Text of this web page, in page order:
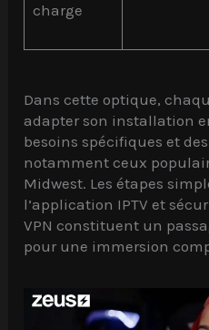
charge
Dans cette optique,
adapter son installation
besoins spécifiques et
notamment ceux
Midwest. Les étapes
l’application IPTV et
VPN constituent un
pour une immersion